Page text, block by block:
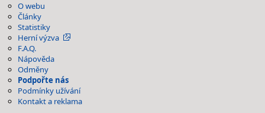
O webu
Články
Statistiky
Herní výzva
F.A.Q.
Nápověda
Odměny
Podpořte nás
Podmínky užívání
Kontakt a reklama